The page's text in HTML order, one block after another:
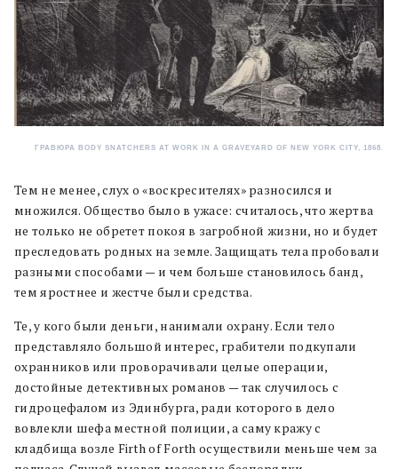
ГРАВЮРА BODY SNATCHERS AT WORK IN A GRAVEYARD OF NEW YORK CITY, 1868.
Тем не менее, слух о «воскресителях» разносился и
множился. Общество было в ужасе: считалось, что жертва
не только не обретет покоя в загробной жизни, но и будет
преследовать родных на земле. Защищать тела пробовали
разными способами — и чем больше становилось банд,
тем яростнее и жестче были средства.
Те, у кого были деньги, нанимали охрану. Если тело
представляло большой интерес, грабители подкупали
охранников или проворачивали целые операции,
достойные детективных романов — так случилось с
гидроцефалом из Эдинбурга, ради которого в дело
вовлекли шефа местной полиции, а саму кражу с
кладбища возле Firth of Forth осуществили меньше чем за